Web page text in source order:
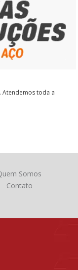
Atendemos toda a
Somos
Contato